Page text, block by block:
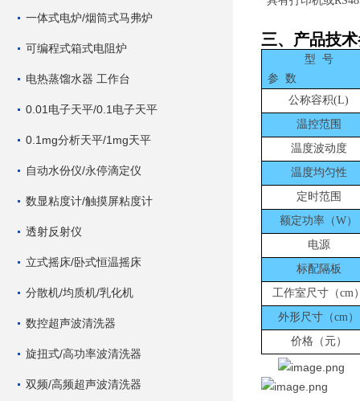
一体式电炉/烟筒式马弗炉
可编程式箱式电阻炉
电热蒸馏水器 工作台
0.01电子天平/0.1电子天平
0.1mg分析天平/1mg天平
自动水份仪/永停滴定仪
数显粘度计/触摸屏粘度计
透射反射仪
立式摇床/卧式恒温摇床
分散机/均质机/乳化机
数控超声波清洗器
旋扭式/高功率波清洗器
双频/高频超声波清洗器
三、产品技
型 号
参 数
公称容积(L)
温控范围
温度波动度
温度均匀性
定时范围
额定功率（W）
电源
标配隔板
工作室尺寸（cm
外形尺寸（cm）
价格（元）